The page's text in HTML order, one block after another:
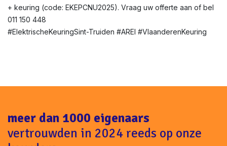
+ keuring (code: EKEPCNU2025). Vraag uw offerte aan of bel
011 150 448
#ElektrischeKeuringSint-Truiden #AREI #VlaanderenKeuring
meer dan 1000 eigenaars
vertrouwden in 2024 reeds op onze